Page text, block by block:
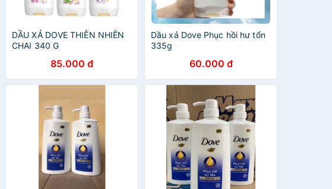
DẦU XẢ DOVE THIÊN NHIÊN
CHAI 340 G
85.000 đ
Dầu xả Dove Phục hồi hư tổn
335g
60.000 đ